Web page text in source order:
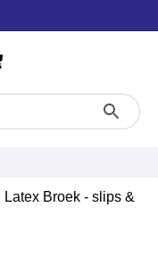
Latex Broek - slips &